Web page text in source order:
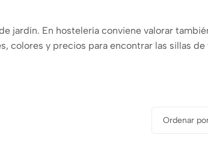
jardín. En hostelería conviene valorar
colores y precios para encontrar las sillas de
Ordenar